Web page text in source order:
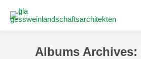
Albums Archives: